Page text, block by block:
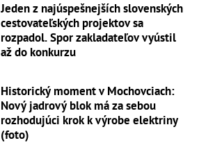
Jeden z najúspešnejších slovenských
cestovateľských projektov sa
rozpadol. Spor zakladateľov vyústil
až do konkurzu
Historický moment v Mochovciach:
Nový jadrový blok má za sebou
rozhodujúci krok k výrobe elektriny
(foto)